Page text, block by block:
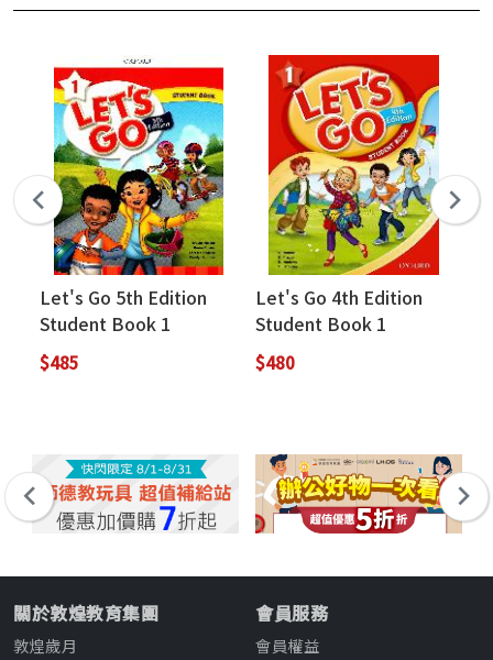
Let's Go 5th Edition
Student Book 1
$485
Let's Go 4th Edition
Student Book 1
$480
關於敦煌教育集團
敦煌歲月
會員服務
會員權益